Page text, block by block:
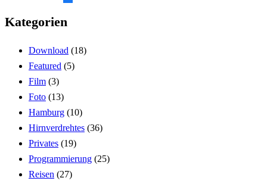
Kategorien
Download (18)
Featured (5)
Film (3)
Foto (13)
Hamburg (10)
Hirnverdrehtes (36)
Privates (19)
Programmierung (25)
Reisen (27)